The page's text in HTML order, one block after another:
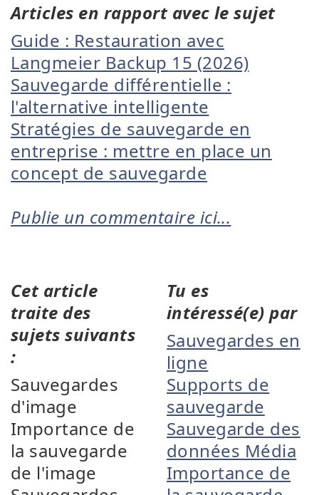
Articles en rapport avec le sujet
Guide : Restauration avec
Langmeier Backup 15 (2026)
Sauvegarde différentielle :
l'alternative intelligente
Stratégies de sauvegarde en
entreprise : mettre en place un
concept de sauvegarde
Publie un commentaire ici...
Cet article
traite des
sujets suivants
:
Sauvegardes
d'image
Importance de
la sauvegarde
de l'image
Tu es
intéressé(e) par
Sauvegardes en
ligne
Supports de
sauvegarde
Sauvegarde des
données Média
Importance de